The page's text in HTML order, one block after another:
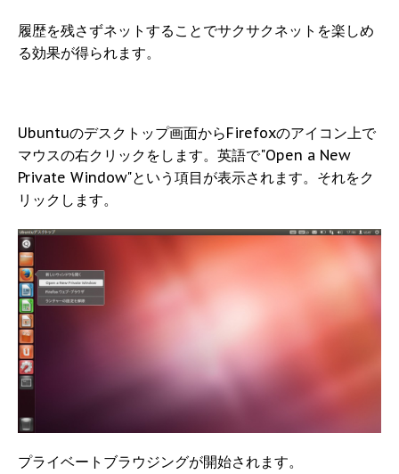
履歴を残さずネットすることでサクサクネットを楽しめ
る効果が得られます。
Ubuntuのデスクトップ画面からFirefoxのアイコン上で
マウスの右クリックをします。英語で"Open a New
Private Window"という項目が表示されます。それをク
リックします。
プライベートブラウジングが開始されます。